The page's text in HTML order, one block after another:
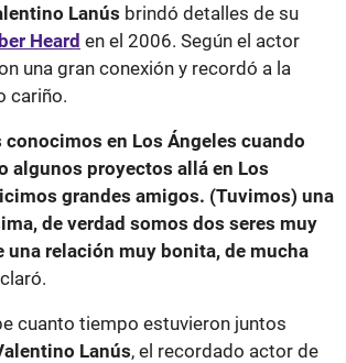
Lanús brindó detalles de su
Heard en el 2006. Según el actor
una gran conexión y recordó a la
cariño.
conocimos en Los Ángeles cuando
algunos proyectos allá en Los
grandes amigos. (Tuvimos) una
de verdad somos dos seres muy
una relación muy bonita, de mucha
cuanto tiempo estuvieron juntos
Lanús, el recordado actor de